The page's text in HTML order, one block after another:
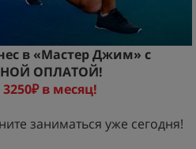
в «Мастер Джим» с
ОПЛАТОЙ!
в месяц!
заниматься уже сегодня!